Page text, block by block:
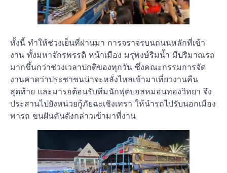
ทั้งนี้ ทำให้ช่วงเย็นที่ผ่านมา การจราจรบนถนนหลักที่เข้า
งาน ทั้งมหาจักรพรรดิ หน้าเมือง มรุพงษ์ริมน้ำ มีปริมาณรถ
มากขึ้นกว่าช่วงเวลาปกติของทุกวัน ซึ่งคณะกรรมการจัด
งานคาดว่าประชาชนน่าจะหลั่งไหลเข้ามาเที่ยวงานคืน
สุดท้าย และมารอต้อนรับทีมนักฟุตบอลหมอนทองวิทยา จึง
ประสานไปยังหน่วยกู้ภัยฉะเชิงเทรา ให้นำรถไปรับนอกเมือง
พารถ ขนฝันคันดังกล่าวเข้ามาที่งาน